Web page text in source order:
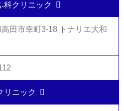
科クリニック
田市幸町3-18 トナリエ大和
リニック